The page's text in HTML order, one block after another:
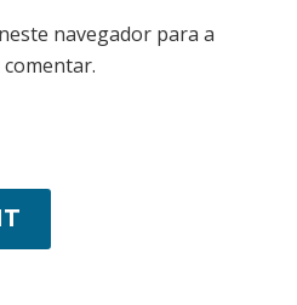
navegador para a